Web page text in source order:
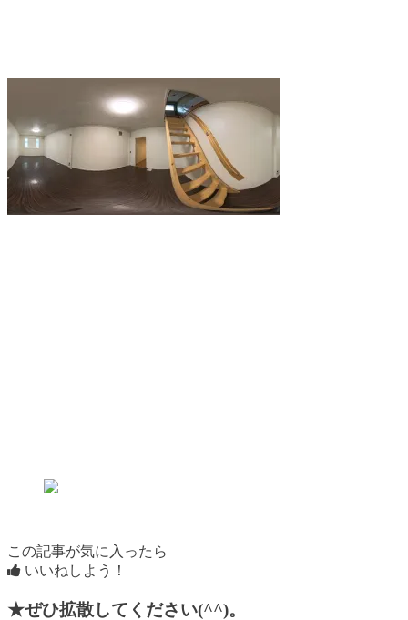
この記事が気に入ったら
いいねしよう！
★ぜひ拡散してください(^^)。